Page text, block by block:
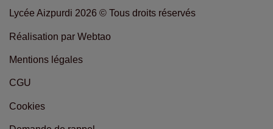
Lycée Aizpurdi 2026 © Tous droits réservés
Réalisation par Webtao
Mentions légales
CGU
Cookies